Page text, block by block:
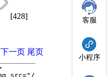
[428] 客服
小程序
下一页 尾页